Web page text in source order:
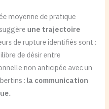
moyenne de pratique
une trajectoire
de rupture identifiés sont :
de désir entre
non anticipée avec un
: la communication